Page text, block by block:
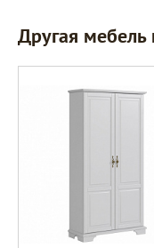
Другая мебель